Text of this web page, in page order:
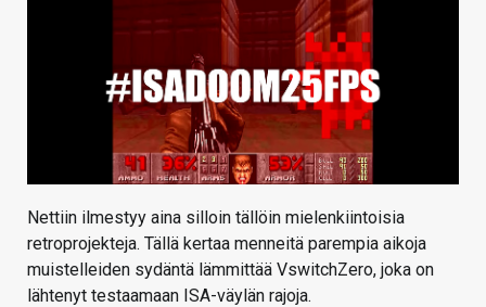
Nettiin ilmestyy aina silloin tällöin mielenkiintoisia
retroprojekteja. Tällä kertaa menneitä parempia aikoja
muistelleiden sydäntä lämmittää VswitchZero, joka on
lähtenyt testaamaan ISA-väylän rajoja.